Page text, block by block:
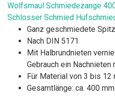
Wolfsmaul Schmiedezange
Schlosser Schmied
Ganz geschmiedete
Nach DIN 5171
Mit Halbrundnieten
Gebrauch ein Nachnieten
Für Material von 3 bis 12
Gesamtlänge: ca. 400 mm.